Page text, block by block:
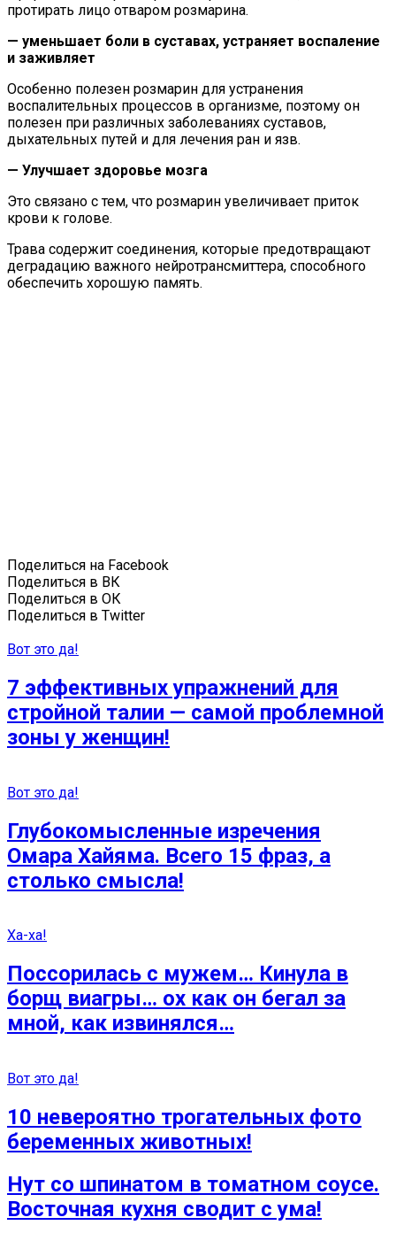
протирать лицо отваром розмарина.
— уменьшает боли в суставах, устраняет воспаление
и заживляет
Особенно полезен розмарин для устранения
воспалительных процессов в организме, поэтому он
полезен при различных заболеваниях суставов,
дыхательных путей и для лечения ран и язв.
— Улучшает здоровье мозга
Это связано с тем, что розмарин увеличивает приток
крови к голове.
Трава содержит соединения, которые предотвращают
деградацию важного нейротрансмиттера, способного
обеспечить хорошую память.
Поделиться на Facebook
Поделиться в ВК
Поделиться в ОК
Поделиться в Twitter
Вот это да!
7 эффективных упражнений для
стройной талии — самой проблемной
зоны у женщин!
Вот это да!
Глубокомысленные изречения
Омара Хайяма. Всего 15 фраз, а
столько смысла!
Ха-ха!
Поссорилась с мужем… Кинула в
борщ виагры… ох как он бегал за
мной, как извинялся…
Вот это да!
10 невероятно трогательных фото
беременных животных!
Нут со шпинатом в томатном соусе.
Восточная кухня сводит с ума!